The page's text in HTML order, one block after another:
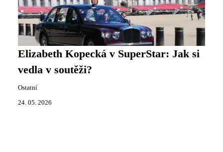
Elizabeth Kopecká v SuperStar: Jak si
vedla v soutěži?
Ostatní
24. 05. 2026